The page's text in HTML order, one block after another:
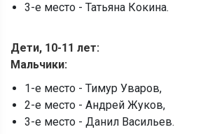
3-е место - Татьяна Кокина.
Дети, 10-11 лет:
Мальчики:
1-е место - Тимур Уваров,
2-е место - Андрей Жуков,
3-е место - Данил Васильев.